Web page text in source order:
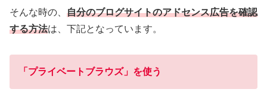
そんな時の、 自分のブログサイトのアドセンス広告を確認
する方法は、下記となっています。
「プライベートブラウズ」を使う